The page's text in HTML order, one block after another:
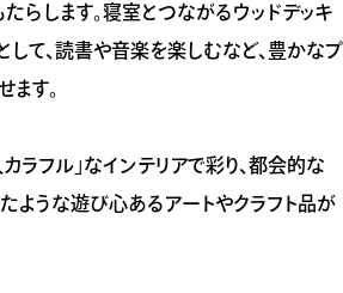
らします。寝室とつながるウッドデッキ
して、読書や音楽を楽しむなど、豊かなプ
ます。
ラフル」なインテリアで彩り、都会的な
ような遊び心あるアートやクラフト品が